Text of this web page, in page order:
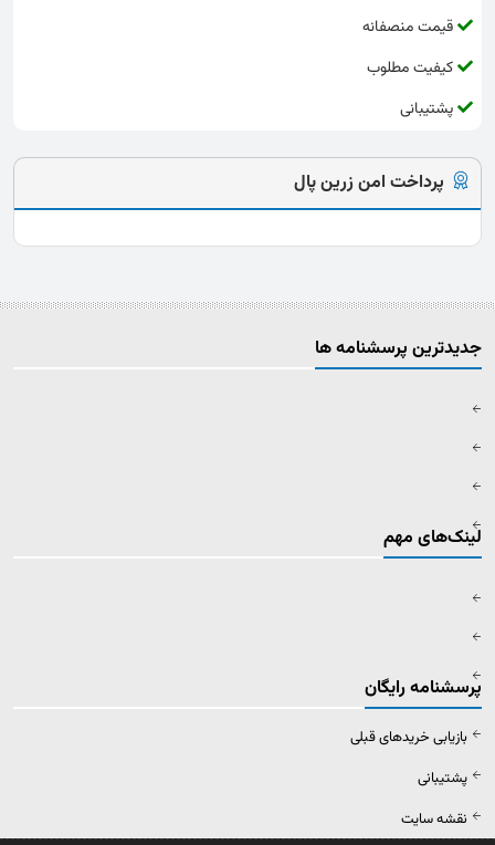
قیمت منصفانه
کیفیت مطلوب
پشتیبانی
پرداخت امن زرین پال
جدیدترین پرسشنامه ها
لینک‌های مهم
پرسشنامه رایگان
بازیابی خریدهای قبلی
پشتیبانی
نقشه سایت